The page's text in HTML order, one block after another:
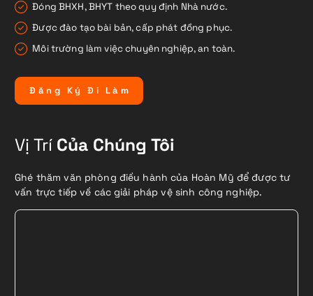
Đóng BHXH, BHYT theo quy định Nhà nước.
Được đào tạo bài bản, cấp phát đồng phục.
Môi trường làm việc chuyên nghiệp, an toàn.
Đ ă n g Ký Đ i L à m
Vị TríCủa Chúng Tôi
Ghé thăm văn phòng điều hành của Hoàn Mỹ để được tư
vấn trực tiếp về các giải pháp vệ sinh công nghiệp.